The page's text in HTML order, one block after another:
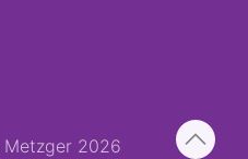
2026